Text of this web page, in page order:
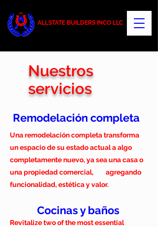
ALLSTATE BUILDERS INCO LLC
Interior
la construcción o renovación de paredes,
techos acústicos o comunes, pisos y otros
Nuestros
servicios
Remodelación completa
Una remodelación completa transforma
un espacio de su estado actual a algo
completamente nuevo, ya sea una casa o
una propiedad comercial,
agregando
funcionalidad, estética y valor.
Cocinas y baños
Revitalize two of the most essential